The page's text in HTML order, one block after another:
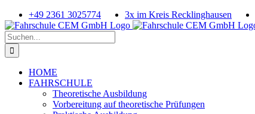
Zum
Inhalt
springen
+49 2361 3025774 3x im Kreis Recklinghausen
Suche
nach:
HOME
FAHRSCHULE
Theoretische Ausbildung
Vorbereitung auf theoretische Prüfungen